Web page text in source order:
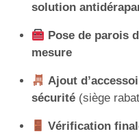
solution
Pose de parois
mesure
Ajout
sécurité(siège
Vérification